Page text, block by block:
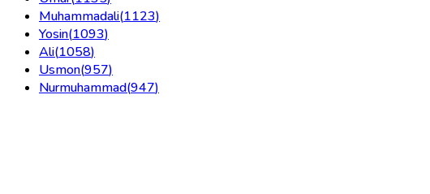
Muhammadali(1123)
Yosin(1093)
Ali(1058)
Usmon(957)
Nurmuhammad(947)